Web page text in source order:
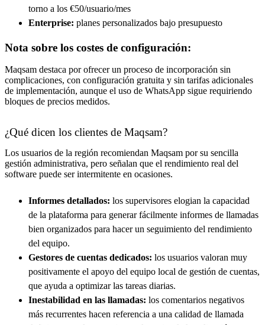
torno a los €50/usuario/mes
Enterprise: planes personalizados bajo presupuesto
Nota sobre los costes de configuración:
Maqsam destaca por ofrecer un proceso de incorporación sin
complicaciones, con configuración gratuita y sin tarifas adicionales
de implementación, aunque el uso de WhatsApp sigue requiriendo
bloques de precios medidos.
¿Qué dicen los clientes de Maqsam?
Los usuarios de la región recomiendan Maqsam por su sencilla
gestión administrativa, pero señalan que el rendimiento real del
software puede ser intermitente en ocasiones.
Informes detallados: los supervisores elogian la capacidad
de la plataforma para generar fácilmente informes de llamadas
bien organizados para hacer un seguimiento del rendimiento
del equipo.
Gestores de cuentas dedicados: los usuarios valoran muy
positivamente el apoyo del equipo local de gestión de cuentas,
que ayuda a optimizar las tareas diarias.
Inestabilidad en las llamadas: los comentarios negativos
más recurrentes hacen referencia a una calidad de llamada